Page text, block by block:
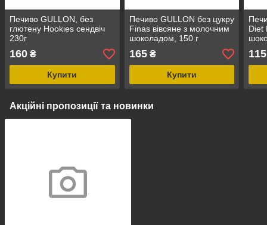
Печиво GULLON, без
глютену Hookies сендвіч
230г
160 ₴
Купити
Печиво GULLON без цукру
Finas вівсяне з молочним
шоколадом, 150 г
165₴
Купити
Diet
115
Акційні пропозиції та новинки